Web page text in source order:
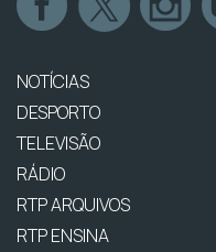
NOTÍCIAS
DESPORTO
TELEVISÃO
RÁDIO
RTP ARQUIVOS
RTP ENSINA